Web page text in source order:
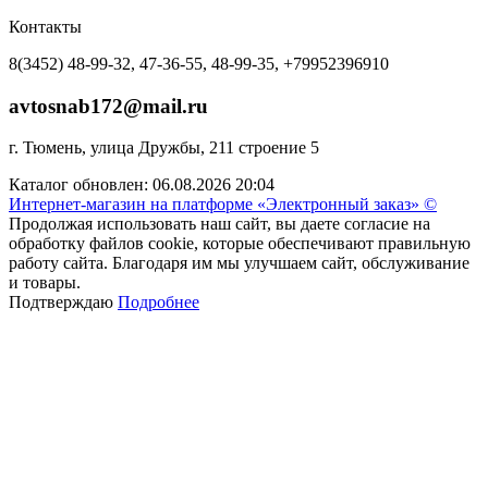
Контакты
8(3452) 48-99-32, 47-36-55, 48-99-35, +79952396910
avtosnab172@mail.ru
г. Тюмень, улица Дружбы, 211 строение 5
Каталог обновлен: 06.08.2026 20:04
Интернет-магазин на платформе «Электронный заказ» ©
Продолжая использовать наш сайт, вы даете согласие на
обработку файлов cookie, которые обеспечивают правильную
работу сайта. Благодаря им мы улучшаем сайт, обслуживание
и товары.
Подтверждаю Подробнее